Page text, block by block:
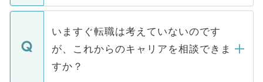
関を公にしてしまうと、応募が殺到する場
に、医療機関が求める条件に合った人材の
みを人材紹介会社に依頼するケースが増え
ています。
定を承諾する必要はありません。内定先へ
の辞退の連絡はキャリアパートナーが行い
個人情報が漏えいすることはありませんの
で、ご安心ください。当サイトからの登録
などで収集したご登録者様の個人情報は、
ご本人のキャリアアップおよび転職活動の
支援を目的に使用いたします。お預かりし
いますぐ転職は考えていないのです
が、これからのキャリアを相談できま
すか？